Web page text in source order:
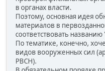
в органах власти.
Поэтому, основная идея
материалов в
соответствовать
По тематике, конечно,
видов вооруженных сил
РВСН).